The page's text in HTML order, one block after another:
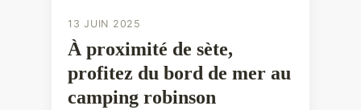
13 JUIN 2025
À proximité de sète,
profitez du bord de mer au
camping robinson